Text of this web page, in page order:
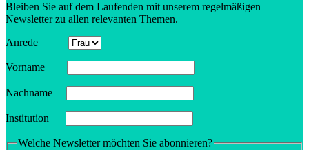
Bleiben Sie auf dem Laufenden mit unserem regel­mä­ßigen
Newsletter zu allen relevanten Themen.
Anrede
Vorname
Nachname
Insti­tution
Welche Newsletter möchten Sie abonnieren?